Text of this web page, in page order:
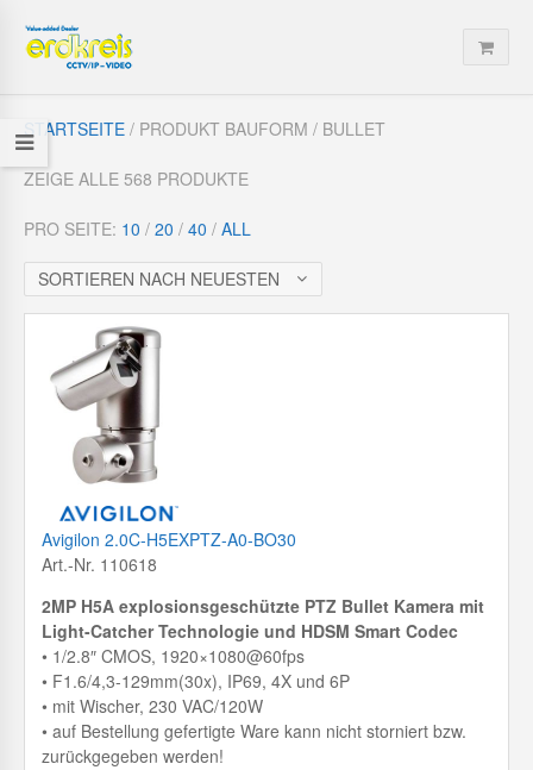
STARTSEITE / PRODUKT BAUFORM / BULLET
ZEIGE ALLE 568 PRODUKTE
PRO SEITE: 10 / 20 / 40 / ALL
SORTIEREN NACH NEUESTEN
Avigilon 2.0C-H5EXPTZ-A0-BO30
Art.-Nr. 110618
2MP H5A explosionsgeschützte PTZ Bullet Kamera mit
Light-Catcher Technologie und HDSM Smart Codec
• 1/2.8″ CMOS, 1920×1080@60fps
• F1.6/4,3-129mm(30x), IP69, 4X und 6P
• mit Wischer, 230 VAC/120W
• auf Bestellung gefertigte Ware kann nicht storniert bzw.
zurückgegeben werden!